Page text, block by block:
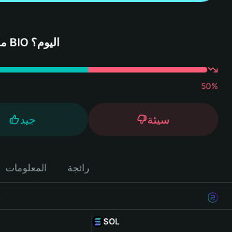
ما رأيك في BIO اليوم؟
50%
جيد سيئة
المعلومات رائجة
SOL